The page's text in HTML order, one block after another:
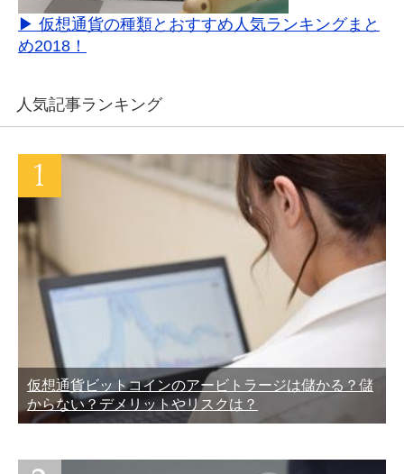
▶ 仮想通貨の種類とおすすめ人気ランキングまと
め2018！
人気記事ランキング
仮想通貨ビットコインのアービトラージは儲かる？儲
からない？デメリットやリスクは？